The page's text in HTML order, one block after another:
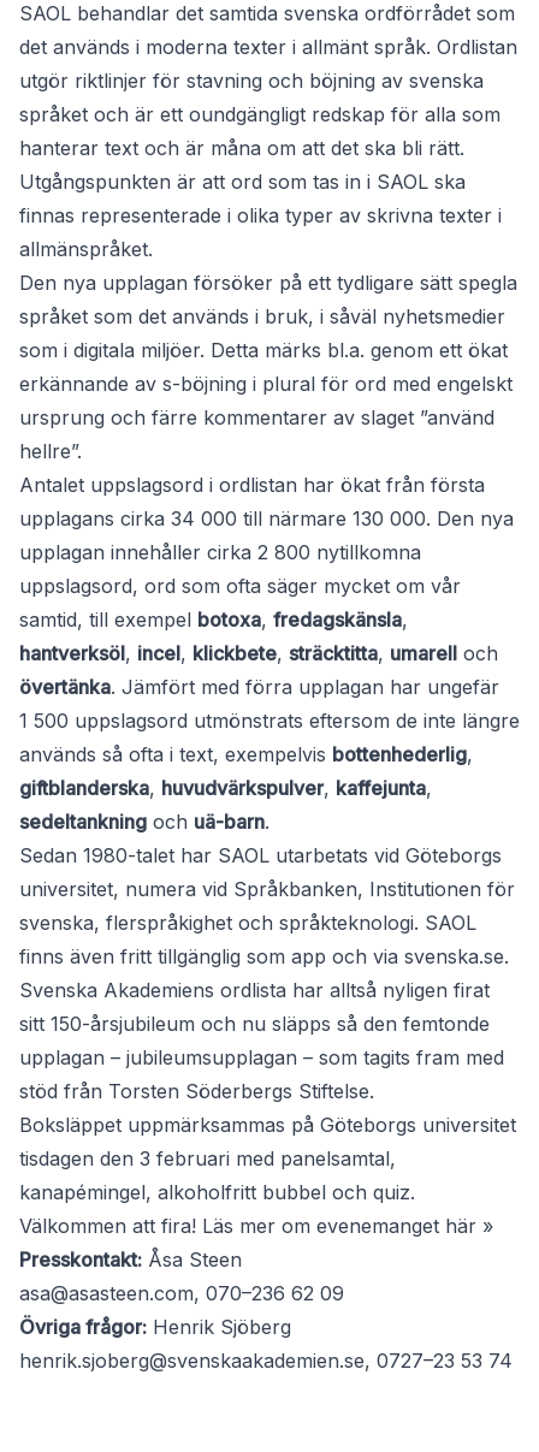
SAOL behandlar det samtida svenska ordförrådet som
det används i moderna texter i allmänt språk. Ordlistan
utgör riktlinjer för stavning och böjning av svenska
språket och är ett oundgängligt redskap för alla som
hanterar text och är måna om att det ska bli rätt.
Utgångspunkten är att ord som tas in i SAOL ska
finnas representerade i olika typer av skrivna texter i
allmänspråket.
Den nya upplagan försöker på ett tydligare sätt spegla
språket som det används i bruk, i såväl nyhetsmedier
som i digitala miljöer. Detta märks bl.a. genom ett ökat
erkännande av s-böjning i plural för ord med engelskt
ursprung och färre kommentarer av slaget ”använd
hellre”.
Antalet uppslagsord i ordlistan har ökat från första
upplagans cirka 34 000 till närmare 130 000. Den nya
upplagan innehåller cirka 2 800 nytillkomna
uppslagsord, ord som ofta säger mycket om vår
samtid, till exempel botoxa, fredagskänsla,
hantverksöl, incel, klickbete, sträcktitta, umarell och
övertänka. Jämfört med förra upplagan har ungefär
1 500 uppslagsord utmönstrats eftersom de inte längre
används så ofta i text, exempelvis bottenhederlig,
giftblanderska, huvudvärkspulver, kaffejunta,
sedeltankning och uä-barn.
Sedan 1980-talet har SAOL utarbetats vid Göteborgs
universitet, numera vid Språkbanken, Institutionen för
svenska, flerspråkighet och språkteknologi. SAOL
finns även fritt tillgänglig som app och via svenska.se.
Svenska Akademiens ordlista har alltså nyligen firat
sitt 150-årsjubileum och nu släpps så den femtonde
upplagan – jubileumsupplagan – som tagits fram med
stöd från Torsten Söderbergs Stiftelse.
Boksläppet uppmärksammas på Göteborgs universitet
tisdagen den 3 februari med panelsamtal,
kanapémingel, alkoholfritt bubbel och quiz.
Välkommen att fira! Läs mer om evenemanget här »
Presskontakt: Åsa Steen
asa@asasteen.com, 070–236 62 09
Övriga frågor: Henrik Sjöberg
henrik.sjoberg@svenskaakademien.se, 0727–23 53 74